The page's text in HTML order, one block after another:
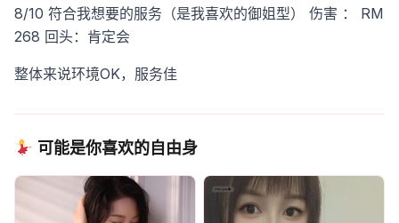
8/10 符合我想要的服务（是我喜欢的御姐型）
伤害 ： RM
268 回头：肯定会
整体来说环境OK，服务佳
可能是你喜欢的自由身